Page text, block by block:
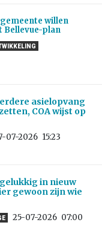
willen
Bellevue-plan
asielopvang
COA wijst op
07-2026 15:23
in nieuw
gewoon zijn wie
25-07-2026 07:00